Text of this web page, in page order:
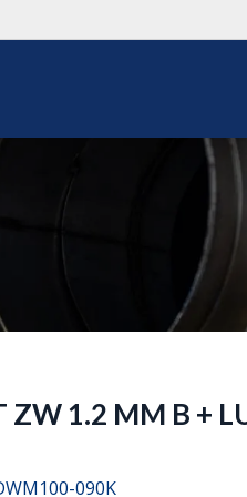
ZW 1.2 MM B +
090K